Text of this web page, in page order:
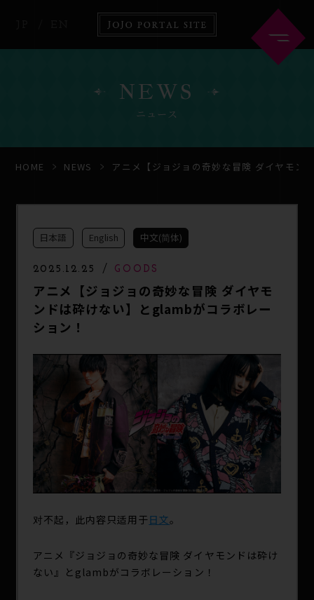
HOME ABOUT
COMICS
SPECIAL
NEWS
ニュース
HOME NEWS アニメ【ジョジョの奇妙な冒険 ダイヤモン
日本語 English 中文(简体)
2025.12.25 GOODS
アニメ【ジョジョの奇妙な冒険 ダイヤモ
ンドは砕けない】とglambがコラボレー
ション！
对不起，此内容只适用于日文。
アニメ『ジョジョの奇妙な冒険 ダイヤモンドは砕け
ない』とglambがコラボレーション！